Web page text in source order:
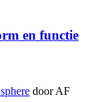
en functie
door AF